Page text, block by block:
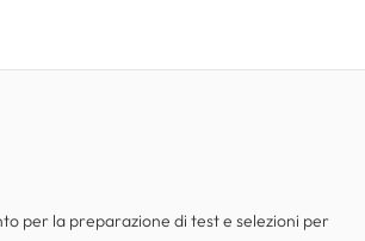
per la preparazione di test e selezioni per